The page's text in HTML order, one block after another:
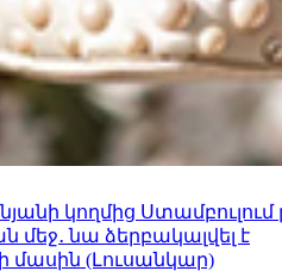
կողմից Ստամբուլում
նա ձերբակալվել է
մասին (Լուսանկար)